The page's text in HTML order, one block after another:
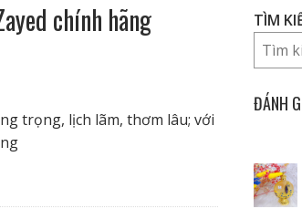
chính hãng
trọng, lịch lãm, thơm lâu; với
TÌM
ĐÁNH